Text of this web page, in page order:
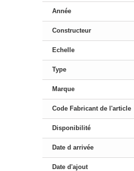
Année
Constructeur
Echelle
Type
Marque
Code Fabricant de l'article
Disponibilité
Date d arrivée
Date d'ajout